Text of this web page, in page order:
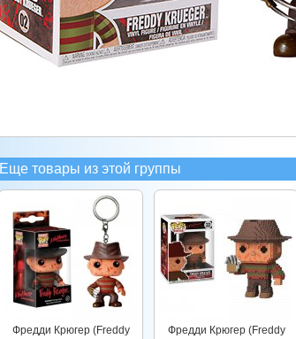
Еще товары из этой группы
Фредди Крюгер (Freddy
Фредди Крюгер (Freddy